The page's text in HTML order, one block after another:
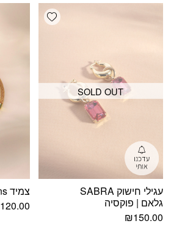
Add wishlist
SOLD OUT
עגילי חישוק SABRA
גלאם | פוקסיה
₪150.00
צמיד Jeans הופ | חום
120.00